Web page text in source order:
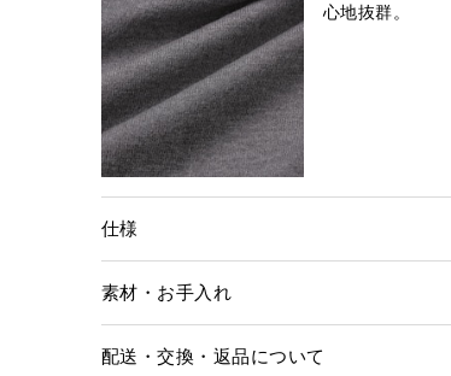
心地抜群。
仕様
素材・お手入れ
配送・交換・返品について